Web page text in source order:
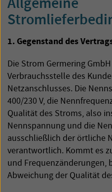
1. Gegenstand des
Die Strom Germering
Verbrauchsstelle des
Netzanschlusses. Die
400/230 V, die
Qualität des Stroms, also
Nennspannung und die
ausschließlich der örtliche
verantwortlich. Kommt es
und Frequenzänderungen,
Abweichung der Qualität